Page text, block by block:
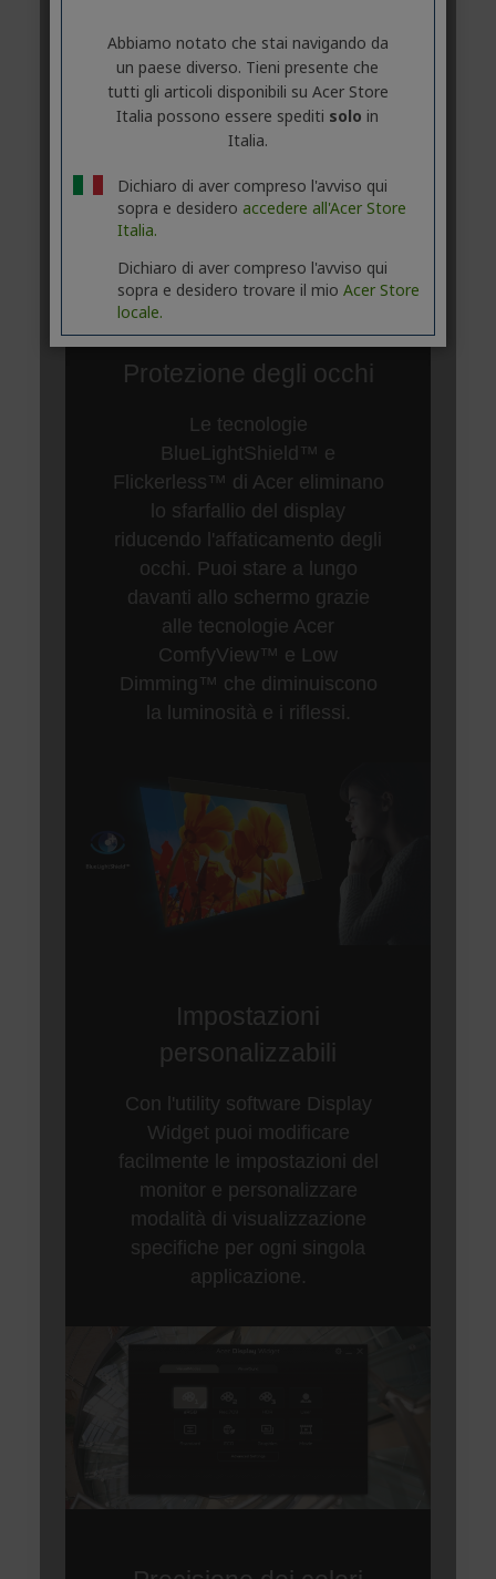
Abbiamo notato che stai navigando da
un paese diverso. Tieni presente che
tutti gli articoli disponibili su Acer Store
Italia possono essere spediti solo in
Italia.
Dichiaro di aver compreso l'avviso qui
sopra e desidero accedere all'Acer Store
Italia.
Dichiaro di aver compreso l'avviso qui
sopra e desidero trovare il mio Acer Store
locale.